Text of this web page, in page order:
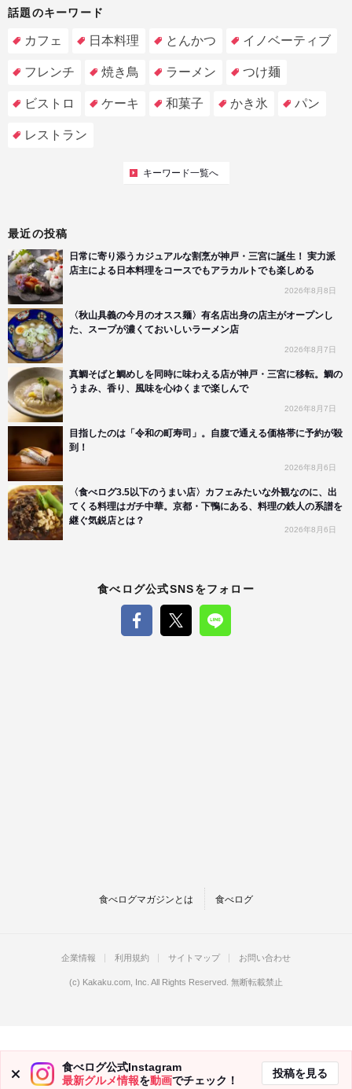
話題のキーワード
カフェ 日本料理 とんかつ イノベーティブ
フレンチ 焼き鳥 ラーメン つけ麺
ビストロ ケーキ 和菓子 かき氷 パン
レストラン
キーワード一覧へ
最近の投稿
日常に寄り添うカジュアルな割烹が神戸・三宮に誕生！ 実力派
店主による日本料理をコースでもアラカルトでも楽しめる
2026年8月8日
〈秋山具義の今月のオスス麺〉有名店出身の店主がオープンし
た、スープが濃くておいしいラーメン店
2026年8月7日
真鯛そばと鯛めしを同時に味わえる店が神戸・三宮に移転。鯛の
うまみ、香り、風味を心ゆくまで楽しんで
2026年8月7日
目指したのは「令和の町寿司」。自腹で通える価格帯に予約が殺
到！
2026年8月6日
〈食べログ3.5以下のうまい店〉カフェみたいな外観なのに、出
てくる料理はガチ中華。京都・下鴨にある、料理の鉄人の系譜を
継ぐ気鋭店とは？
2026年8月6日
食べログ公式SNSをフォロー
食べログマガジンとは 食べログ
食べログ公式Instagram
最新グルメ情報を動画でチェック！
投稿を見る
企業情報 利用規約 サイトマップ お問い合わせ
(c) Kakaku.com, Inc. All Rights Reserved. 無断転載禁止